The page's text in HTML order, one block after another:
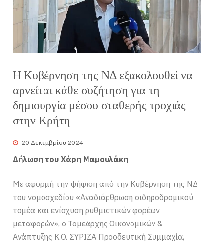
Η Κυβέρνηση της ΝΔ εξακολουθεί να
αρνείται κάθε συζήτηση για τη
δημιουργία μέσου σταθερής τροχιάς
στην Κρήτη
20 Δεκεμβρίου 2024
Δήλωση του Χάρη Μαμουλάκη
Με αφορμή την ψήφιση από την Κυβέρνηση της ΝΔ
του νομοσχεδίου «Αναδιάρθρωση σιδηροδρομικού
τομέα και ενίσχυση ρυθμιστικών φορέων
μεταφορών», ο Τομεάρχης Οικονομικών &
Ανάπτυξης Κ.Ο. ΣΥΡΙΖΑ Προοδευτική Συμμαχία,